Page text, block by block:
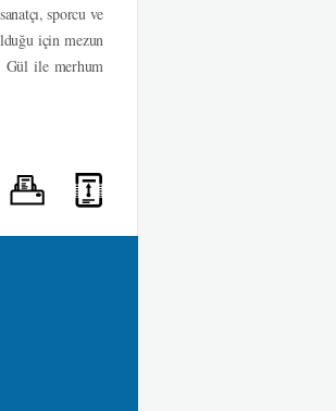
sporcu ve
için mezun
Gül ile merhum